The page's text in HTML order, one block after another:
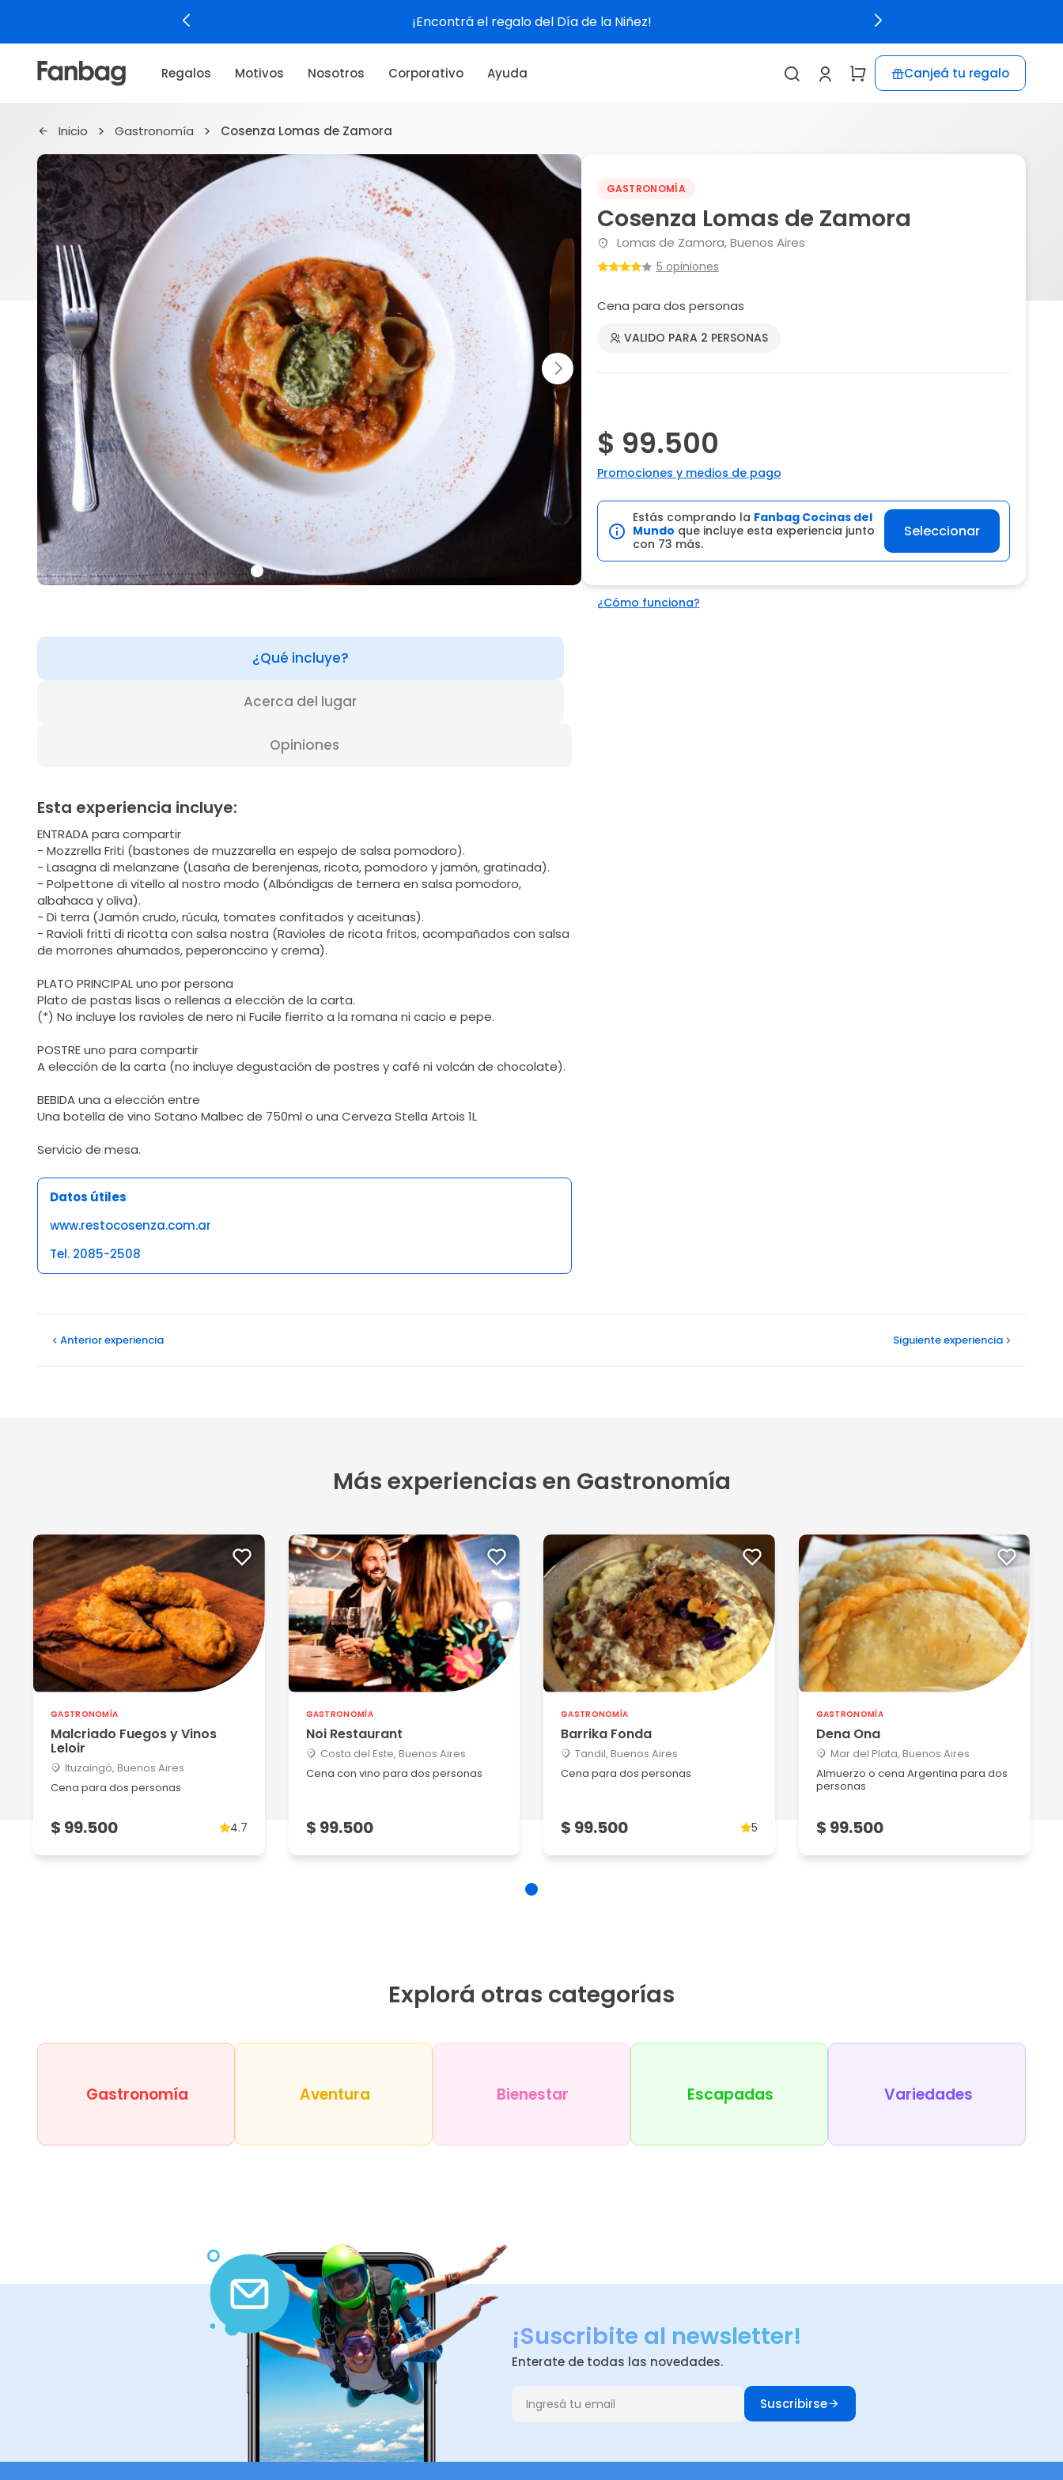
¡Encontrá el regalo del Día de la Niñez!
Regalos Motivos Nosotros Corporativo Ayuda Canjeá tu regalo
Inicio Gastronomía Cosenza Lomas de Zamora
GASTRONOMÍA
Cosenza Lomas de Zamora
Lomas de Zamora, Buenos Aires
5 opiniones
Cena para dos personas
VALIDO PARA 2 PERSONAS
$ 99.500
Promociones y medios de pago
Estás comprando la Fanbag Cocinas del
Mundo que incluye esta experiencia junto
con 73 más.
Seleccionar
¿Cómo funciona?
¿Qué incluye?
Acerca del lugar
Opiniones
Esta experiencia incluye:
ENTRADA para compartir
- Mozzrella Friti (bastones de muzzarella en espejo de salsa pomodoro).
- Lasagna di melanzane (Lasaña de berenjenas, ricota, pomodoro y jamón, gratinada).
- Polpettone di vitello al nostro modo (Albóndigas de ternera en salsa pomodoro,
albahaca y oliva).
- Di terra (Jamón crudo, rúcula, tomates confitados y aceitunas).
- Ravioli fritti di ricotta con salsa nostra (Ravioles de ricota fritos, acompañados con salsa
de morrones ahumados, peperonccino y crema).
PLATO PRINCIPAL uno por persona
Plato de pastas lisas o rellenas a elección de la carta.
(*) No incluye los ravioles de nero ni Fucile fierrito a la romana ni cacio e pepe.
POSTRE uno para compartir
A elección de la carta (no incluye degustación de postres y café ni volcán de chocolate).
BEBIDA una a elección entre
Una botella de vino Sotano Malbec de 750ml o una Cerveza Stella Artois 1L
Servicio de mesa.
Datos útiles
www.restocosenza.com.ar
Tel. 2085-2508
Muy buena atención, la comida excelente. Todo salio muy bie...
Evangelina G
13/03/2024
5
Excelente nível de la comida y atención del lugar
Aldo B
05/12/2023
5
Excelente todo!!! la cena espectacular , la atención del moz...
Ver más
Sebastián alberto M
22/08/2023
4
Ver más
Anteriorexperiencia Siguienteexperiencia
Más experiencias en Gastronomía
GASTRONOMÍA
Malcriado Fuegos y Vinos
Leloir
Ituzaingó, Buenos Aires
Cena para dos personas
$ 99.500 4.7
GASTRONOMÍA
Noi Restaurant
Costa del Este, Buenos Aires
Cena con vino para dos personas
$ 99.500
GASTRONOMÍA
Barrika Fonda
Tandil, Buenos Aires
Cena para dos personas
$ 99.500 5
GASTRONOMÍA
Dena Ona
Mar del Plata, Buenos Aires
Almuerzo o cena Argentina para dos
personas
$ 99.500
Explorá otras categorías
Gastronomía Aventura Bienestar Escapadas Variedades
¡Suscribite al newsletter!
Enterate de todas las novedades.
Suscribirse